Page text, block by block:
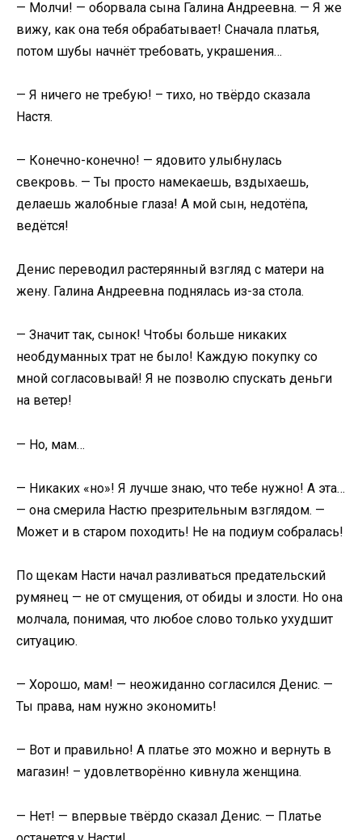
— Молчи! — оборвала сына Галина Андреевна. — Я же
вижу, как она тебя обрабатывает! Сначала платья,
потом шубы начнёт требовать, украшения…
— Я ничего не требую! – тихо, но твёрдо сказала
Настя.
— Конечно-конечно! — ядовито улыбнулась
свекровь. — Ты просто намекаешь, вздыхаешь,
делаешь жалобные глаза! А мой сын, недотёпа,
ведётся!
Денис переводил растерянный взгляд с матери на
жену. Галина Андреевна поднялась из-за стола.
— Значит так, сынок! Чтобы больше никаких
необдуманных трат не было! Каждую покупку со
мной согласовывай! Я не позволю спускать деньги
на ветер!
— Но, мам…
— Никаких «но»! Я лучше знаю, что тебе нужно! А эта…
— она смерила Настю презрительным взглядом. —
Может и в старом походить! Не на подиум собралась!
По щекам Насти начал разливаться предательский
румянец — не от смущения, от обиды и злости. Но она
молчала, понимая, что любое слово только ухудшит
ситуацию.
— Хорошо, мам! — неожиданно согласился Денис. —
Ты права, нам нужно экономить!
— Вот и правильно! А платье это можно и вернуть в
магазин! – удовлетворённо кивнула женщина.
— Нет! — впервые твёрдо сказал Денис. — Платье